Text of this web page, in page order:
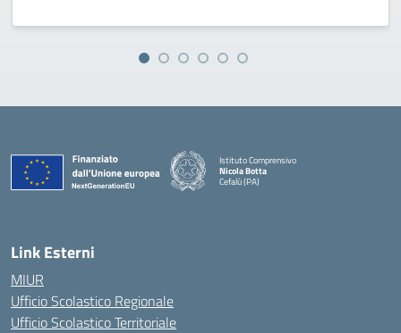
Istituto Comprensivo
Nicola Botta
Cefalù (PA)
Link Esterni
MIUR
Ufficio Scolastico Regionale
Ufficio Scolastico Territoriale